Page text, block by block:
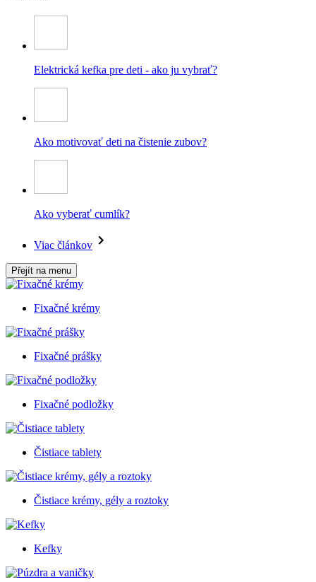
Elektrická kefka pre deti - ako ju vybrať?
Ako motivovať deti na čistenie zubov?
Ako vyberať cumlík?
Viac článkov
Přejít na menu
Fixačné krémy
Fixačné prášky
Fixačné podložky
Čistiace tablety
Čistiace krémy, gély a roztoky
Kefky